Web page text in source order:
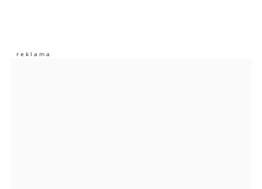
Imię (Wymagane)